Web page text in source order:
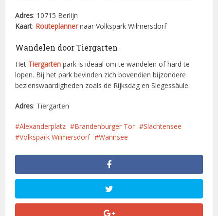
Adres: 10715 Berlijn
Kaart: Routeplannernaar Volkspark Wilmersdorf
Wandelen door Tiergarten
Het Tiergartenpark is ideaal om te wandelen of hard te
lopen. Bij het park bevinden zich bovendien bijzondere
bezienswaardigheden zoals de Rijksdag en Siegessäule.
Adres: Tiergarten
Alexanderplatz Brandenburger Tor
Slachtensee
Volkspark Wilmersdorf
Wannsee